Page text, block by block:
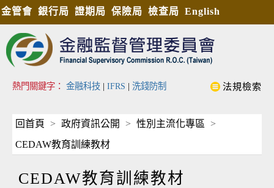
金管會 銀行局 證期局 保險局 檢查局 English
熱門關鍵字： 金融科技 | IFRS | 洗錢防制 法規檢索
回首頁 政府資訊公開
性別主流化專區
CEDAW教育訓練教材
CEDAW教育訓練教材